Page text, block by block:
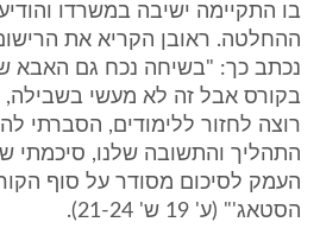
בו התקיימה ישיבה במשרדו
ההחלטה. ראובן הקריא את
נכתב כך: "בשיחה נכח גם האבא
בקורס אבל זה לא מעשי
רוצה לחזור ללימודים, הסברתי
התהליך והתשובה שלנו, סיכמתי
העמק לסיכום מסודר על סוף
הסטאג'" (ע' 19 ש' 21-24).